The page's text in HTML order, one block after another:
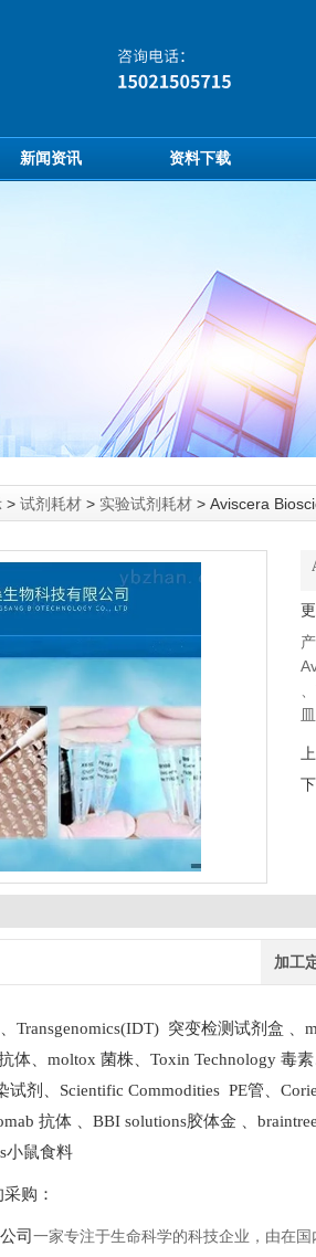
新闻资讯 资料下载
> 试剂耗材 > 实验试剂耗材 > Aviscera
加工
Transgenomics(IDT) 突变检测试剂盒
体 moltox 菌株 Toxin Technology 毒素
试剂
Scientific Commodities PE管
抗体 BBI solutions胶体金
小鼠食料
购 ：
司 一家专注于生命科学的科技企业，由在